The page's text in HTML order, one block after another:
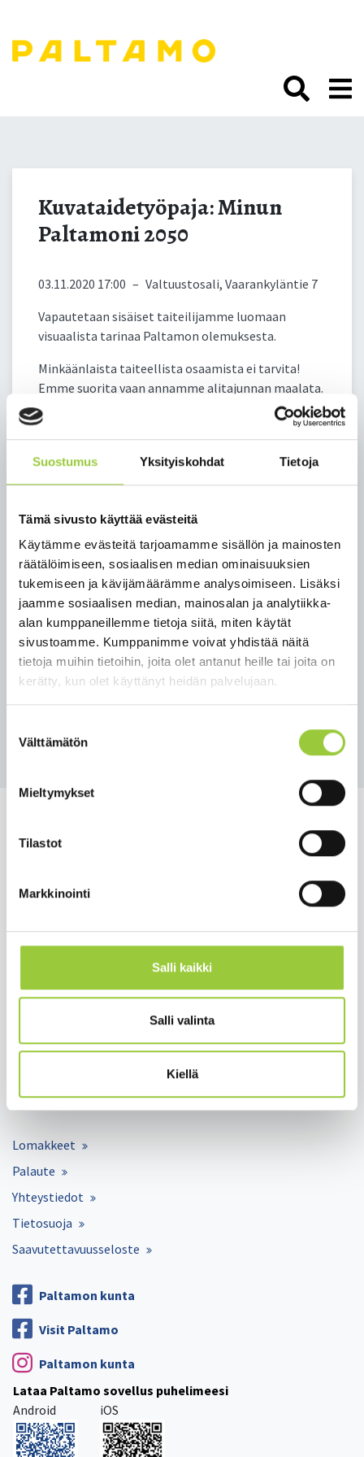
Suostumus Yksityiskohdat Tietoja
Tämä sivusto käyttää evästeitä
Käytämme evästeitä tarjoamamme sisällön ja mainosten
räätälöimiseen, sosiaalisen median ominaisuuksien
tukemiseen ja kävijämäärämme analysoimiseen. Lisäksi
jaamme sosiaalisen median, mainosalan ja analytiikka-
alan kumppaneillemme tietoja siitä, miten käytät
sivustoamme. Kumppanimme voivat yhdistää näitä
tietoja muihin tietoihin, joita olet antanut heille tai joita on
kerätty, kun olet käyttänyt heidän palvelujaan.
valinta
Välttämätön
Mieltymykset
Tilastot
Markkinointi
Salli kaikki
Salli valinta
Kiellä
Kuvataidetyöpaja: Minun
Paltamoni 2050
Kuvataidetyöpaja: Minun
Paltamoni 2050
03.11.2020 17:00 – Valtuustosali, Vaarankyläntie 7
Vapautetaan sisäiset taiteilijamme luomaan
visuaalista tarinaa Paltamon olemuksesta.
Minkäänlaista taiteellista osaamista ei tarvita!
Emme suorita vaan annamme alitajunnan maalata.
Eväiksi riittää uteliaisuus ja into. Maalataan yhdessä
tulevaisuutta!
Työpajan ohjaaja Piia Sumupuu on koulutukseltaan
kuvataideterapeutti ja mindfulness-ohjaaja.
Ennakkoilmoittautudu ma 19.10. mennessä
sähköpostiosoitteeseen
minna.m.harkonen@paltamo.fi, sillä paikkoja on
rajallisesti. Työpaja on maksuton. Suosittelemme
työpajoissa suojamaskien käyttöä ja hyvää
käsihygieniaa. Käsidesiä ja suojamaskeja on
saatavilla. Työpajoihin voi osallistua vain terveenä.
Takaisin tapahtumiin
paltamon.kunta(at)paltamo.fi
y-tunnus 0188808-0
Varhaiskasvatus ja opetus
Työ ja elinkeinot
Hyvinvointi ja terveys
Lomakkeet
Palaute
Yhteystiedot
Tietosuoja
Saavutettavuusseloste
Paltamon kunta
Visit Paltamo
Paltamon kunta
Lataa Paltamo sovellus puhelimeesi
Android
iOS